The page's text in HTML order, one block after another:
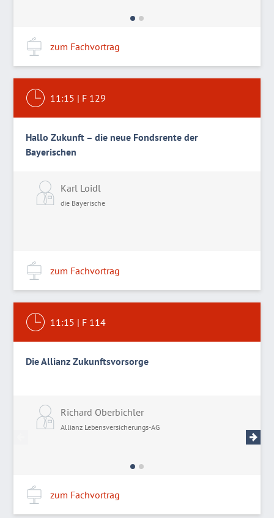
zum Fachvortrag
11:15 | F 129
Hallo Zukunft – die neue Fondsrente der
Bayerischen
Karl Loidl
die Bayerische
zum Fachvortrag
11:15 | F 114
Die Allianz Zukunftsvorsorge
Richard Oberbichler
Allianz Lebensversicherungs-AG
zum Fachvortrag